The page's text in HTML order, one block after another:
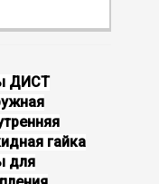
ДИСТ
гайка
для